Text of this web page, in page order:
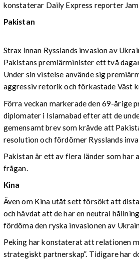
konstaterar Daily Express reporter
Pakistan
Strax innan Rysslands invasion av
Pakistans premiärminister ett två
Under sin vistelse använde sig
aggressiv retorik och förkastade Väst
Förra veckan markerade den 69-årige
diplomater i Islamabad efter att de
gemensamt brev som krävde att
resolution och fördömer Rysslands
Pakistan är ett av flera länder som
frågan.
Kina
Även om Kina utåt sett försökt att
och hävdat att de har en neutral
fördöma den ryska invasionen av
Peking har konstaterat att relationen
strategiskt partnerskap”. Tidigare har